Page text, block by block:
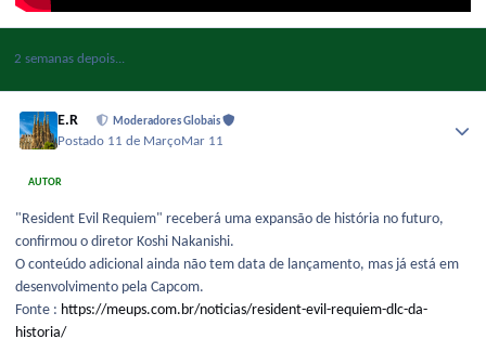
2 semanas depois...
E.R Moderadores Globais
Postado 11 de MarçoMar 11
AUTOR
"Resident Evil Requiem" receberá uma expansão de história no futuro,
confirmou o diretor Koshi Nakanishi.
O conteúdo adicional ainda não tem data de lançamento, mas já está em
desenvolvimento pela Capcom.
Fonte : https://meups.com.br/noticias/resident-evil-requiem-dlc-da-
historia/